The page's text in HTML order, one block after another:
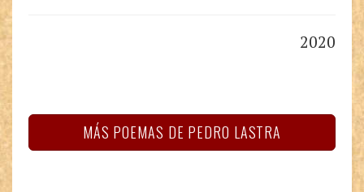
2020
MÁS POEMAS DE PEDRO LASTRA